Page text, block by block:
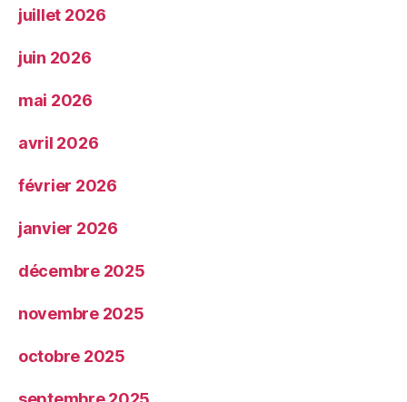
juillet 2026
juin 2026
mai 2026
avril 2026
février 2026
janvier 2026
décembre 2025
novembre 2025
octobre 2025